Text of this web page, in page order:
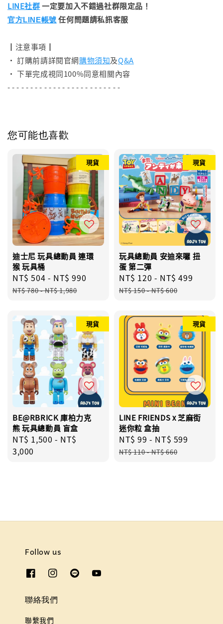
LINE社群一定要加入不錯過社群限定品！
官方LINE帳號 任何問題請私訊客服
┃注意事項┃
• 訂購前請詳閱官網購物須知及Q&A
• 下單完成視同100%同意相關內容
- - - - - - - - - - - - - - - - - - - - - - - - -
您可能也喜歡
現貨
迪士尼 玩具總動員 連環
猴 玩具桶
Sale
price
NT$ 504 - NT$ 990
Regular
NT$ 780-NT$ 1,980
現貨
玩具總動員 安迪來囉 扭
蛋 第二彈
Sale
price
NT$ 120 - NT$ 499
NT$ 150-NT$ 600
現貨
BE@RBRICK 庫柏力克
熊 玩具總動員 盲盒
Regular
price
NT$ 1,500 - NT$
3,000
現貨
LINE FRIENDS x 芝麻街
迷你粒 盒抽
Sale
price
NT$ 99 - NT$ 599
NT$ 110-NT$ 660
Follow us
聯絡我們
聯繫我們